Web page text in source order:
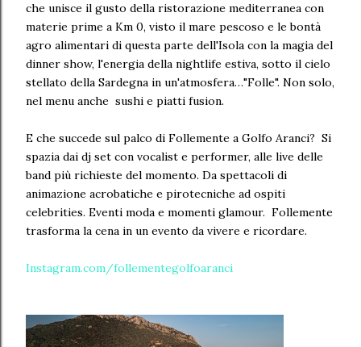
che unisce il gusto della ristorazione mediterranea con
materie prime a Km 0, visto il mare pescoso e le bontà
agro alimentari di questa parte dell'Isola con la magia del
dinner show, l'energia della nightlife estiva, sotto il cielo
stellato della Sardegna in un'atmosfera…"Folle". Non solo,
nel menu anche sushi e piatti fusion.
E che succede sul palco di Follemente a Golfo Aranci? Si
spazia dai dj set con vocalist e performer, alle live delle
band più richieste del momento. Da spettacoli di
animazione acrobatiche e pirotecniche ad ospiti
celebrities. Eventi moda e momenti glamour. Follemente
trasforma la cena in un evento da vivere e ricordare.
Instagram.com/follementegolfoaranci